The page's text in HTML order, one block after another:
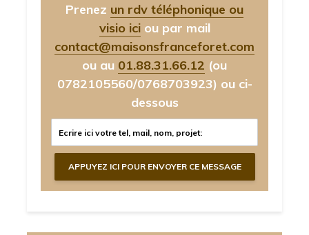
Prenez un rdv téléphonique ou
visio iciou par mail
contact@maisonsfranceforet.com
ou au 01.88.31.66.12 (ou
0782105560/0768703923) ou ci-
dessous